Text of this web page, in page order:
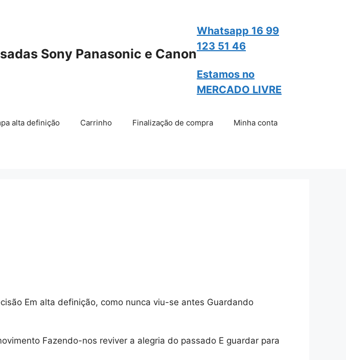
Sony Panasonic e Canon
Whatsapp 16 99
123 51 46
Estamos no
MERCADO LIVRE
alta definição Carrinho Finalização de compra Minha conta
Em alta definição, como nunca viu-se antes Guardando
Fazendo-nos reviver a alegria do passado E guardar para